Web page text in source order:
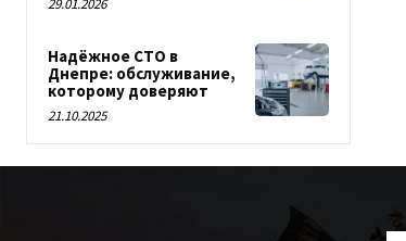
Надёжное СТО в
Днепре: обслуживание,
которому доверяют
21.10.2025